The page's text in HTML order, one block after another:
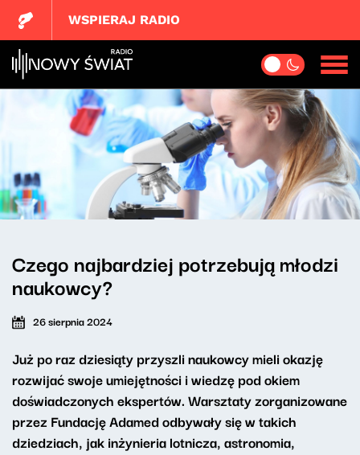
WSPIERAJ RADIO
Czego najbardziej potrzebują młodzi
naukowcy?
26 sierpnia 2024
Już po raz dziesiąty przyszli naukowcy mieli okazję
rozwijać swoje umiejętności i wiedzę pod okiem
doświadczonych ekspertów. Warsztaty zorganizowane
przez Fundację Adamed odbywały się w takich
dziedziach, jak inżynieria lotnicza, astronomia,